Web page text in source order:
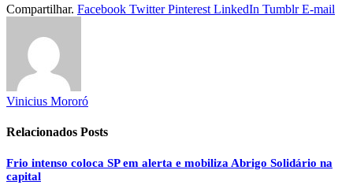
Compartilhar. Facebook Twitter Pinterest LinkedIn Tumblr E-mail
Vinicius Mororó
Relacionados Posts
Frio intenso coloca SP em alerta e mobiliza Abrigo Solidário na
capital